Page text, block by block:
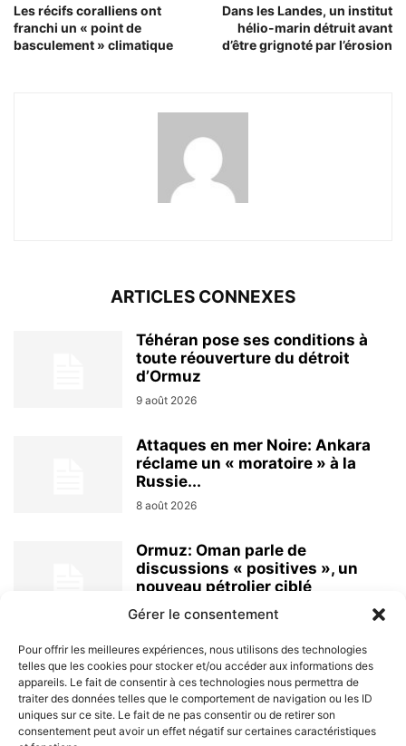
Gérer le consentement
Pour offrir les meilleures expériences, nous utilisons des technologies
telles que les cookies pour stocker et/ou accéder aux informations des
appareils. Le fait de consentir à ces technologies nous permettra de
traiter des données telles que le comportement de navigation ou les ID
uniques sur ce site. Le fait de ne pas consentir ou de retirer son
consentement peut avoir un effet négatif sur certaines caractéristiques
Les récifs coralliens ont
franchi un « point de
basculement » climatique
Dans les Landes, un institut
hélio-marin détruit avant
d’être grignoté par l’érosion
ARTICLES CONNEXES
Téhéran pose ses conditions à
toute réouverture du détroit
d’Ormuz
9 août 2026
Attaques en mer Noire: Ankara
réclame un « moratoire » à la
Russie...
8 août 2026
Ormuz: Oman parle de
discussions « positives », un
nouveau pétrolier ciblé
8 août 2026